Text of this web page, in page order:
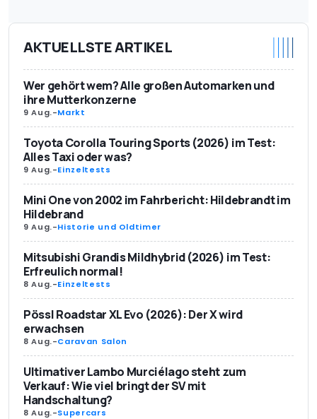
AKTUELLSTE ARTIKEL
Wer gehört wem? Alle großen Automarken und
ihre Mutterkonzerne
9 Aug.-Markt
Toyota Corolla Touring Sports (2026) im Test:
Alles Taxi oder was?
9 Aug.-Einzeltests
Mini One von 2002 im Fahrbericht: Hildebrandt im
Hildebrand
9 Aug.-Historie und Oldtimer
Mitsubishi Grandis Mildhybrid (2026) im Test:
Erfreulich normal!
8 Aug.-Einzeltests
Pössl Roadstar XL Evo (2026): Der X wird
erwachsen
8 Aug.-Caravan Salon
Ultimativer Lambo Murciélago steht zum
Verkauf: Wie viel bringt der SV mit
Handschaltung?
8 Aug.-Supercars